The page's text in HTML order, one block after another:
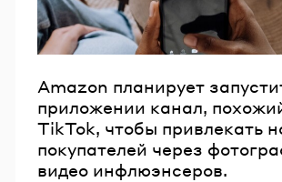
Amazon планирует
приложении канал,
TikTok, чтобы привлекать
покупателей через
видео инфлюэнсеров.